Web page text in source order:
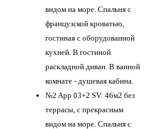
видом на море. Спальня с
французской кроватью,
гостиная с оборудованной
кухней. В гостиной
раскладной диван. В ванной
комнате - душевая кабина.
№2 App 03+2 SV: 46м2 без
террасы, с прекрасным
видом на море. Спальня с